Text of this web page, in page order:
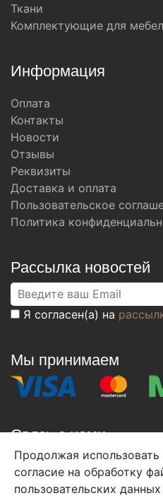
Ткани
Комплектующие для
Информация
Оплата
Контакты
Новости
Отзывы
Реквизиты
Доставка и оплата
Пользовательское
Политика
Рассылка новостей
Я согласен(а) на
Мы принимаем
Связь с нами
+7 (495) 933-38-08
info@arben-textile.ru-
Продолжая
согласие на обработку
пользовательских